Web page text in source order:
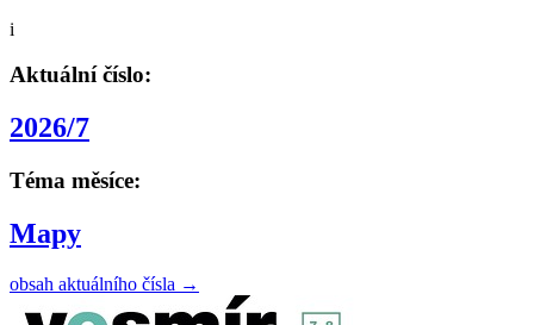
i
Aktuální číslo:
2026/7
Téma měsíce:
Mapy
obsah aktuálního čísla →